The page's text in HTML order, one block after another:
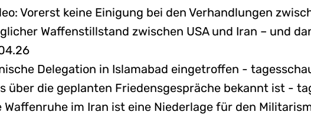
Vorerst keine Einigung bei den Verhandlungen
Waffenstillstand zwischen USA und Iran – und
Delegation in Islamabad eingetroffen -
über die geplanten Friedensgespräche bekannt ist -
Waffenruhe im Iran ist eine Niederlage für den